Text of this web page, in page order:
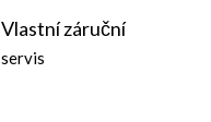
Vlastní záruční
servis